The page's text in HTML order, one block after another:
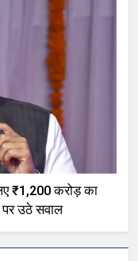
₹1,200 करोड़ का
उठे सवाल